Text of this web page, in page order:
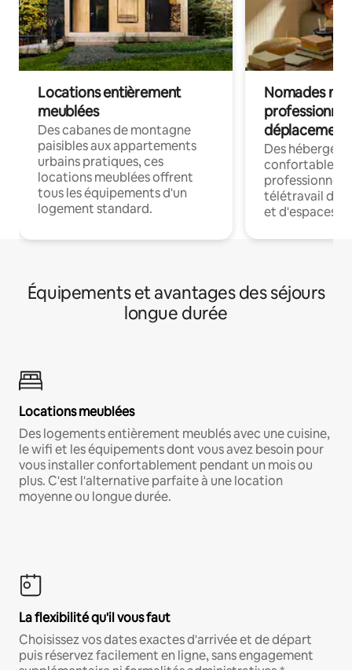
Locations entièrement
meublées
Des cabanes de montagne
paisibles aux appartements
urbains pratiques, ces
locations meublées offrent
tous les équipements d'un
logement standard.
Nomades
déplacement
Des
confortables
professionnels
télétravail
et d'espaces
Équipements et avantages des séjours
longue durée
Locations meublées
Des logements entièrement meublés avec une cuisine,
le wifi et les équipements dont vous avez besoin pour
vous installer confortablement pendant un mois ou
plus. C'est l'alternative parfaite à une location
moyenne ou longue durée.
La flexibilité qu'il vous faut
Choisissez vos dates exactes d'arrivée et de départ
puis réservez facilement en ligne, sans engagement